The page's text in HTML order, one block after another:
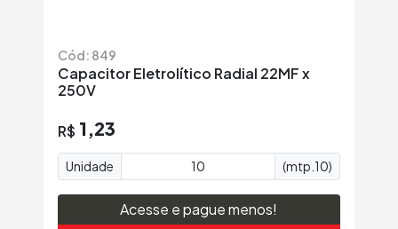
Cód: 849
Capacitor Eletrolítico Radial 22MF x
250V
R$ 1,23
Unidade (mtp.10)
Acesse e pague menos!